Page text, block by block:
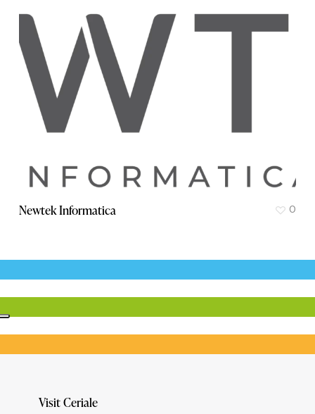
Newtek Informatica 0
Visit Ceriale